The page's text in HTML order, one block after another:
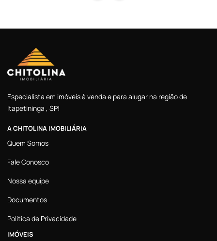
Especialista em imóveis à venda e para alugar na região de
Itapetininga , SP!
A CHITOLINA IMOBILIÁRIA
Quem Somos
Fale Conosco
Nossa equipe
Documentos
Política de Privacidade
IMÓVEIS